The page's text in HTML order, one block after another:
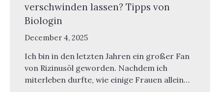
verschwinden lassen? Tipps von
Biologin
December 4, 2025
Ich bin in den letzten Jahren ein großer Fan
von Rizinusöl geworden. Nachdem ich
miterleben durfte, wie einige Frauen allein…